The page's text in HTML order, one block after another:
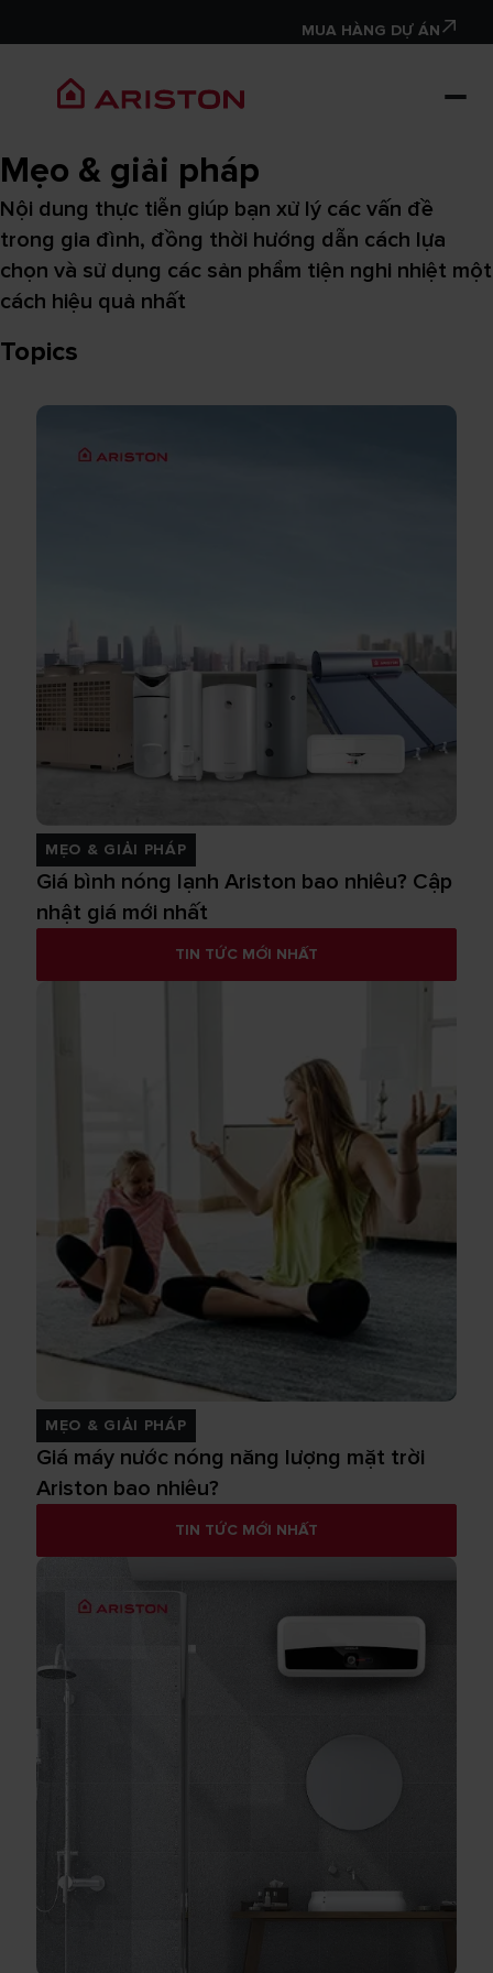
MUA HÀNG DỰ ÁN
Mẹo & giải pháp
Nội dung thực tiễn giúp bạn xử lý các vấn đề
trong gia đình, đồng thời hướng dẫn cách lựa
chọn và sử dụng các sản phẩm tiện nghi nhiệt một
cách hiệu quả nhất
Topics
MẸO & GIẢI PHÁP
Giá bình nóng lạnh Ariston bao nhiêu? Cập
nhật giá mới nhất
TIN TỨC MỚI NHẤT
MẸO & GIẢI PHÁP
Giá máy nước nóng năng lượng mặt trời
Ariston bao nhiêu?
TIN TỨC MỚI NHẤT